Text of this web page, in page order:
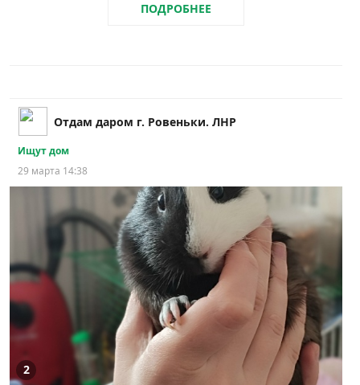
ПОДРОБНЕЕ
Отдам даром г. Ровеньки. ЛНР
Ищут дом
29 марта 14:38
2